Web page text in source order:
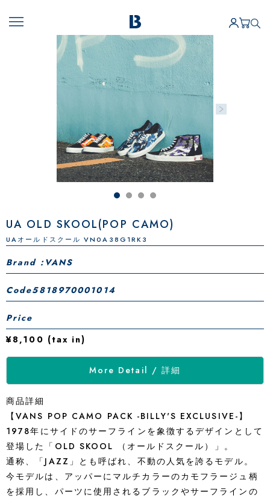
UA OLD SKOOL(POP CAMO)
UAオールドスクール VN0A38G1RK3
Brand :VANS
Code5818970001014
Price
¥8,100 (tax in)
More Detail / 詳細
商品詳細
【VANS POP CAMO PACK -BILLY'S EXCLUSIVE-】
1978年にサイドのサーフラインを象徴するデザインとして
登場した「OLD SKOOL （オールドスクール）」。
通称、「JAZZ」とも呼ばれ、不動の人気を誇るモデル。
今モデルは、アッパーにマルチカラーのカモフラージュ柄
を採用し、パーツに使用されるブラックやサーフラインの